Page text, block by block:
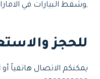
,وشفط البيارات في
للحجز
يمكنكم الاتصال هاتفياً